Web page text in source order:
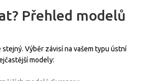
Přehled modelů
stejný. Výběr závisí na vašem typu ústní
modely: